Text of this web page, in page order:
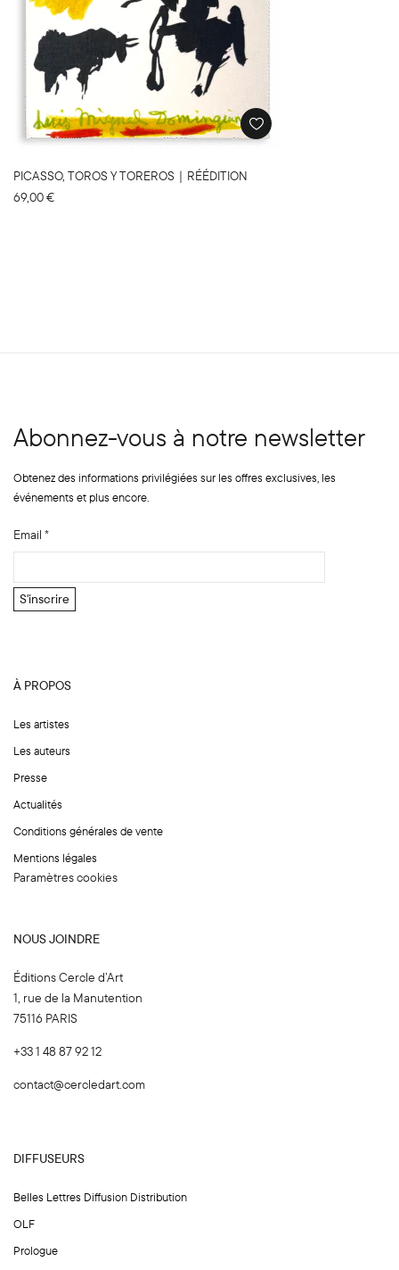
PICASSO, TOROS Y TOREROS｜RÉÉDITION
69,00€
Abonnez-vous à notre newsletter
Obtenez des informations privilégiées sur les offres exclusives, les
événements et plus encore.
Email *
N
o
*
S'inscrire
À PROPOS
Les artistes
Les auteurs
Presse
Actualités
Conditions générales de vente
Mentions légales
Paramètres cookies
NOUS JOINDRE
Éditions Cercle d’Art
1, rue de la Manutention
75116 PARIS
+33 1 48 87 92 12
contact@cercledart.com
DIFFUSEURS
Belles Lettres Diffusion Distribution
OLF
Prologue